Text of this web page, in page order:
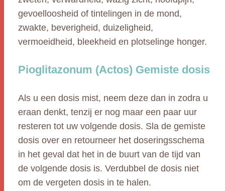
gevoelloosheid of tintelingen in de mond,
zwakte, beverigheid, duizeligheid,
vermoeidheid, bleekheid en plotselinge honger.
Pioglitazonum (Actos) Gemiste dosis
Als u een dosis mist, neem deze dan in zodra u
eraan denkt, tenzij er nog maar een paar uur
resteren tot uw volgende dosis. Sla de gemiste
dosis over en retourneer het doseringsschema
in het geval dat het in de buurt van de tijd van
de volgende dosis is. Verdubbel de dosis niet
om de vergeten dosis in te halen.